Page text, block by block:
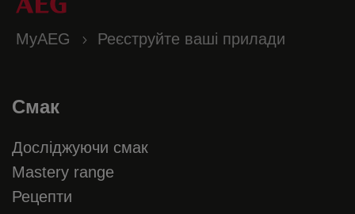
MyAEG Реєструйте ваші прилади
Смак
Досліджуючи смак
Mastery range
Рецепти